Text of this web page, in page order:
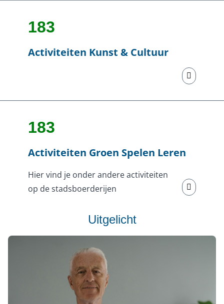
183
Activiteiten Kunst & Cultuur
183
Activiteiten Groen Spelen Leren
Hier vind je onder andere activiteiten
op de stadsboerderijen
Uitgelicht